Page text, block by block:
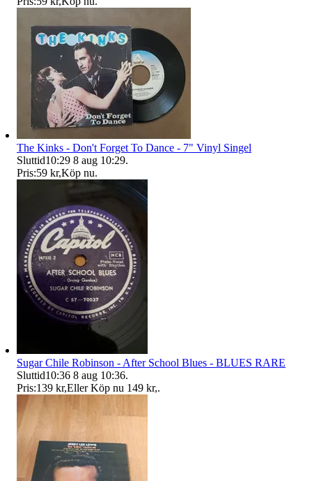
The Kinks - Don't Forget To Dance - 7" Vinyl Singel
Sluttid10:29 8 aug 10:29.
Pris:59 kr,Köp nu.
Sugar Chile Robinson - After School Blues - BLUES RARE
Sluttid10:36 8 aug 10:36.
Pris:139 kr,Eller Köp nu 149 kr,.